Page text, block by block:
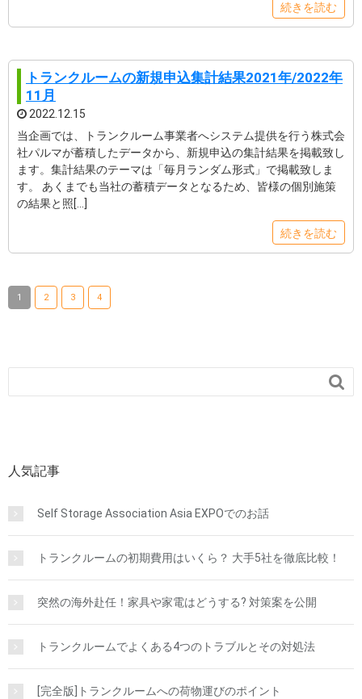
続きを読む
トランクルームの新規申込集計結果2021年/2022年
11月
2022.12.15
当企画では、トランクルーム事業者へシステム提供を行う株式会
社パルマが蓄積したデータから、新規申込の集計結果を掲載致し
ます。集計結果のテーマは「毎月ランダム形式」で掲載致しま
す。 あくまでも当社の蓄積データとなるため、皆様の個別施策
の結果と照[…]
続きを読む
1 2 3 4

人気記事
Self Storage Association Asia EXPOでのお話
トランクルームの初期費用はいくら？ 大手5社を徹底比較！
突然の海外赴任！家具や家電はどうする? 対策案を公開
トランクルームでよくある4つのトラブルとその対処法
[完全版]トランクルームへの荷物運びのポイント